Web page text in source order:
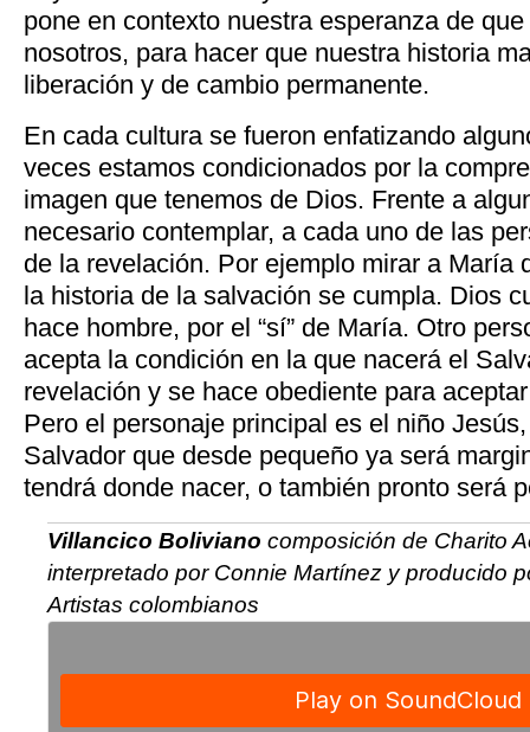
pone en contexto nuestra esperanza de
nosotros, para hacer que nuestra historia
liberación y de cambio permanente.
En cada cultura se fueron enfatizando
veces estamos condicionados por la
imagen que tenemos de Dios. Frente a
necesario contemplar, a cada uno de las
de la revelación. Por ejemplo mirar a María
la historia de la salvación se cumpla. Dios
hace hombre, por el “sí” de María. Otro
acepta la condición en la que nacerá el
revelación y se hace obediente para
Pero el personaje principal es el niño
Salvador que desde pequeño ya será
tendrá donde nacer, o también pronto será
Villancico Boliviano composición de Charito
interpretado por Connie Martínez y producido
Artistas colombianos